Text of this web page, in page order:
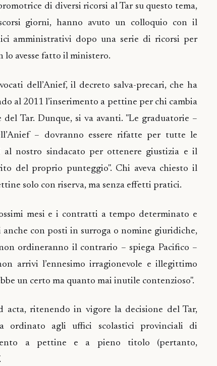
di diversi ricorsi al Tar su questo tema,
giorni, hanno avuto un colloquio con il
amministrativi dopo una serie di ricorsi per
lo avesse fatto il ministero.
dell’Anief, il decreto salva-precari, che ha
al 2011 l’inserimento a pettine per chi cambia
Tar. Dunque, si va avanti. "Le graduatorie –
– dovranno essere rifatte per tutte le
nostro sindacato per ottenere giustizia e il
del proprio punteggio". Chi aveva chiesto il
solo con riserva, ma senza effetti pratici.
mesi e i contratti a tempo determinato e
con posti in surroga o nomine giuridiche,
ordineranno il contrario – spiega Pacifico –
arrivi l’ennesimo irragionevole e illegittimo
un certo ma quanto mai inutile contenzioso".
acta, ritenendo in vigore la decisione del Tar,
ordinato agli uffici scolastici provinciali di
a pettine e a pieno titolo (pertanto,